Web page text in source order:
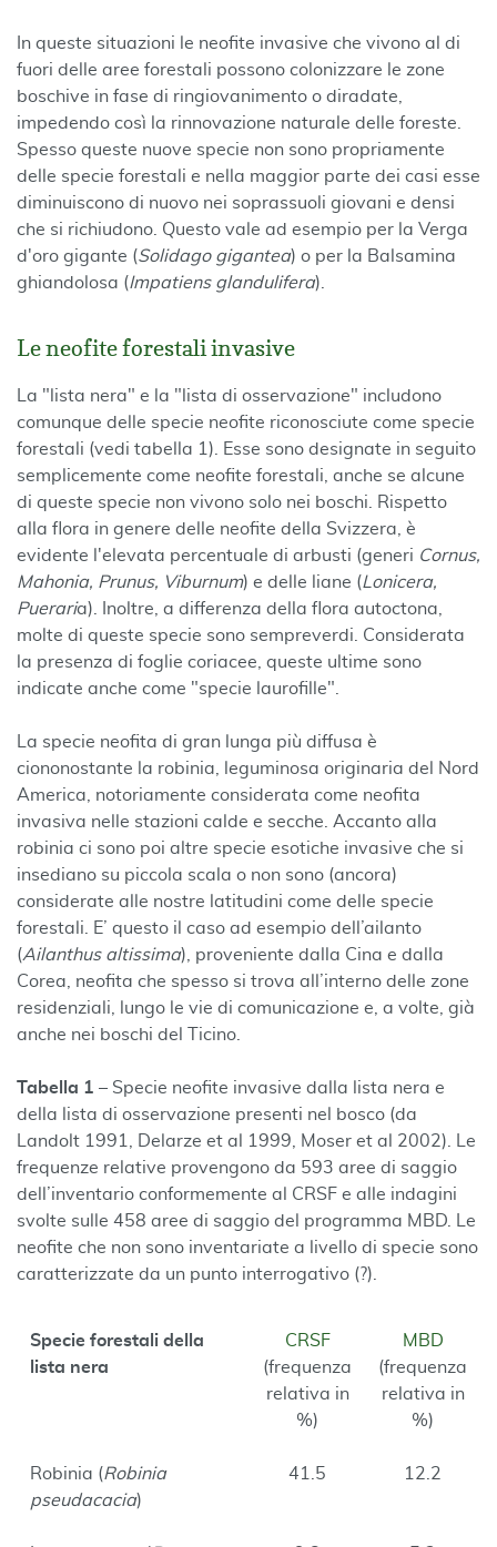
In queste situazioni le neofite invasive che vivono al di
fuori delle aree forestali possono colonizzare le zone
boschive in fase di ringiovanimento o diradate,
impedendo così la rinnovazione naturale delle foreste.
Spesso queste nuove specie non sono propriamente
delle specie forestali e nella maggior parte dei casi esse
diminuiscono di nuovo nei soprassuoli giovani e densi
che si richiudono. Questo vale ad esempio per la Verga
d'oro gigante (Solidago gigantea) o per la Balsamina
ghiandolosa (Impatiens glandulifera).
Le neofite forestali invasive
La "lista nera" e la "lista di osservazione" includono
comunque delle specie neofite riconosciute come specie
forestali (vedi tabella 1). Esse sono designate in seguito
semplicemente come neofite forestali, anche se alcune
di queste specie non vivono solo nei boschi. Rispetto
alla flora in genere delle neofite della Svizzera, è
evidente l'elevata percentuale di arbusti (generi Cornus,
Mahonia, Prunus, Viburnum) e delle liane (Lonicera,
Pueraria). Inoltre, a differenza della flora autoctona,
molte di queste specie sono sempreverdi. Considerata
la presenza di foglie coriacee, queste ultime sono
indicate anche come "specie laurofille".
La specie neofita di gran lunga più diffusa è
ciononostante la robinia, leguminosa originaria del Nord
America, notoriamente considerata come neofita
invasiva nelle stazioni calde e secche. Accanto alla
robinia ci sono poi altre specie esotiche invasive che si
insediano su piccola scala o non sono (ancora)
considerate alle nostre latitudini come delle specie
forestali. E’ questo il caso ad esempio dell’ailanto
(Ailanthus altissima), proveniente dalla Cina e dalla
Corea, neofita che spesso si trova all’interno delle zone
residenziali, lungo le vie di comunicazione e, a volte, già
anche nei boschi del Ticino.
Tabella 1 – Specie neofite invasive dalla lista nera e
della lista di osservazione presenti nel bosco (da
Landolt 1991, Delarze et al 1999, Moser et al 2002). Le
frequenze relative provengono da 593 aree di saggio
dell’inventario conformemente al CRSF e alle indagini
svolte sulle 458 aree di saggio del programma MBD. Le
neofite che non sono inventariate a livello di specie sono
caratterizzate da un punto interrogativo (?).
Specie forestali della
lista nera
CRSF
(frequenza
relativa in
%)
MBD
(frequenza
relativa in
%)
Robinia (Robinia
pseudacacia)
41.5 12.2